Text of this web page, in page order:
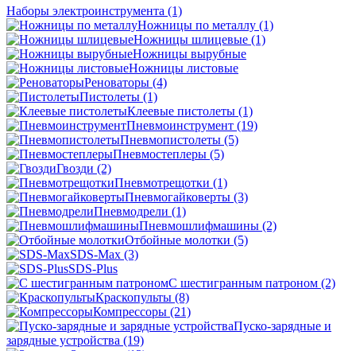
Наборы электроинструмента (1)
Ножницы по металлу (1)
Ножницы шлицевые (1)
Ножницы вырубные
Ножницы листовые
Реноваторы (4)
Пистолеты (1)
Клеевые пистолеты (1)
Пневмоинструмент (19)
Пневмопистолеты (5)
Пневмостеплеры (5)
Гвозди (2)
Пневмотрещотки (1)
Пневмогайковерты (3)
Пневмодрели (1)
Пневмошлифмашины (2)
Отбойные молотки (5)
SDS-Max (3)
SDS-Plus
C шестигранным патроном (2)
Краскопульты (8)
Компрессоры (21)
Пуско-зарядные и
зарядные устройства (19)